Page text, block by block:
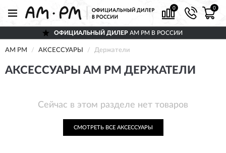
0 0
ОФИЦИАЛЬНЫЙ ДИЛЕР AM PM В РОССИИ
AM PM АКСЕССУАРЫ Держатели
АКСЕССУАРЫ AM PM ДЕРЖАТЕЛИ
Сейчас в этом разделе нет товаров
СМОТРЕТЬ ВСЕ АКСЕССУАРЫ